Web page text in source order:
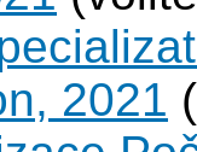
2021